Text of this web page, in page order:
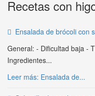
Recetas con
Ensalada de brócoli con
General: - Dificultad baja -
Ingredientes...
Leer más: Ensalada de...